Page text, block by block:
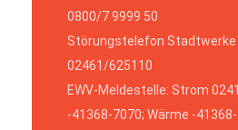
0800/7 9999 50
Störungstelefon Stadtwerke
02461/625110
EWV-Meldestelle: Strom
-41368-7070; Wärme -